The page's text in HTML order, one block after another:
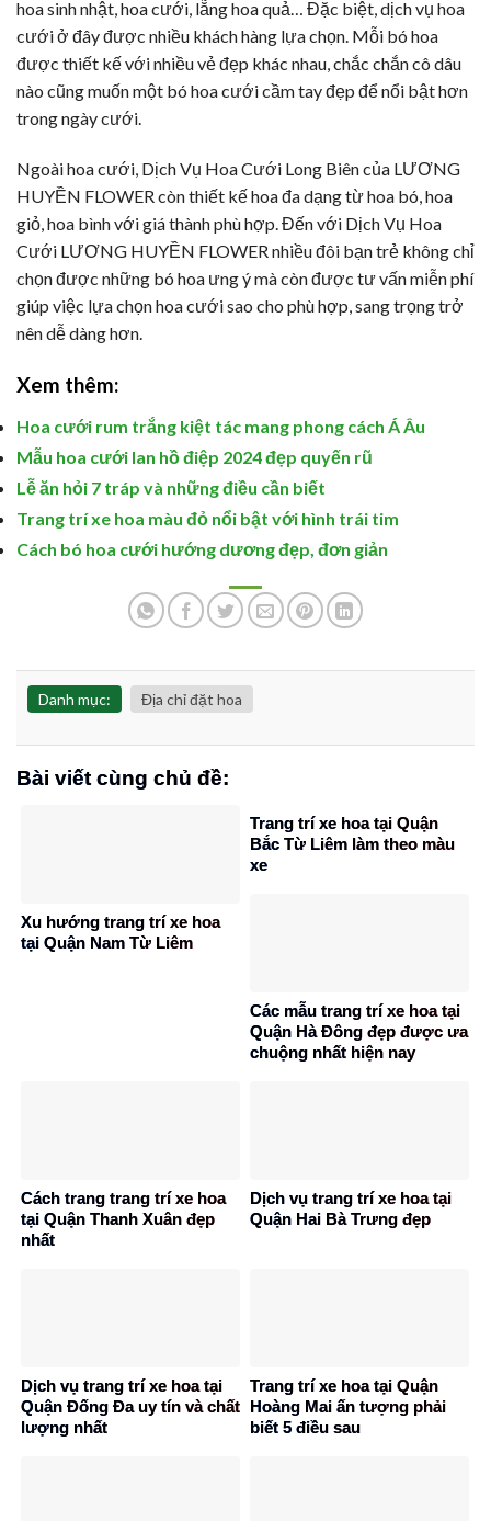
hoa sinh nhật, hoa cưới, lẵng hoa quả… Đặc biệt, dịch vụ hoa
cưới ở đây được nhiều khách hàng lựa chọn. Mỗi bó hoa
được thiết kế với nhiều vẻ đẹp khác nhau, chắc chắn cô dâu
nào cũng muốn một bó hoa cưới cầm tay đẹp để nổi bật hơn
trong ngày cưới.
Ngoài hoa cưới, Dịch Vụ Hoa Cưới Long Biên của LƯƠNG
HUYỀN FLOWER còn thiết kế hoa đa dạng từ hoa bó, hoa
giỏ, hoa bình với giá thành phù hợp. Đến với Dịch Vụ Hoa
Cưới LƯƠNG HUYỀN FLOWER nhiều đôi bạn trẻ không chỉ
chọn được những bó hoa ưng ý mà còn được tư vấn miễn phí
giúp việc lựa chọn hoa cưới sao cho phù hợp, sang trọng trở
nên dễ dàng hơn.
Xem thêm:
Hoa cưới rum trắng kiệt tác mang phong cách Á Âu
Mẫu hoa cưới lan hồ điệp 2024 đẹp quyến rũ
Lễ ăn hỏi 7 tráp và những điều cần biết
Trang trí xe hoa màu đỏ nổi bật với hình trái tim
Cách bó hoa cưới hướng dương đẹp, đơn giản
Danh mục: Địa chỉ đặt hoa
Bài viết cùng chủ đề:
Xu hướng trang trí xe hoa
tại Quận Nam Từ Liêm
Trang trí xe hoa tại Quận
Bắc Từ Liêm làm theo màu
xe
Các mẫu trang trí xe hoa tại
Quận Hà Đông đẹp được ưa
chuộng nhất hiện nay
Cách trang trang trí xe hoa
tại Quận Thanh Xuân đẹp
nhất
Dịch vụ trang trí xe hoa tại
Quận Hai Bà Trưng đẹp
Dịch vụ trang trí xe hoa tại
Quận Đống Đa uy tín và chất
lượng nhất
Trang trí xe hoa tại Quận
Hoàng Mai ấn tượng phải
biết 5 điều sau